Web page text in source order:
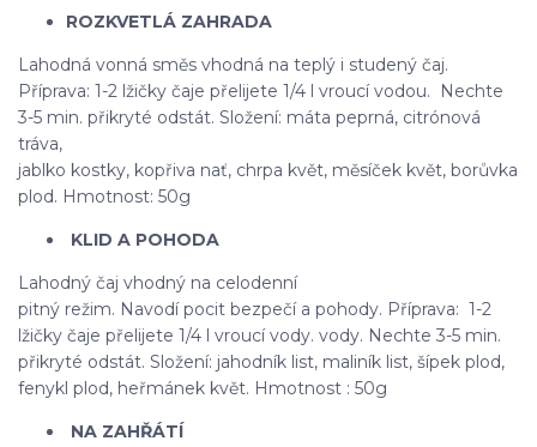
ROZKVETLÁ ZAHRADA
Lahodná vonná směs vhodná na teplý i studený čaj.
Příprava: 1-2 lžičky čaje přelijete 1/4 l vroucí vodou. Nechte
3-5 min. přikryté odstát. Složení: máta peprná, citrónová
tráva,
jablko kostky, kopřiva nať, chrpa květ, měsíček květ, borůvka
plod. Hmotnost: 50g
KLID A POHODA
Lahodný čaj vhodný na celodenní
pitný režim. Navodí pocit bezpečí a pohody. Příprava: 1-2
lžičky čaje přelijete 1/4 l vroucí vody. vody. Nechte 3-5 min.
přikryté odstát. Složení: jahodník list, maliník list, šípek plod,
fenykl plod, heřmánek květ. Hmotnost : 50g
NA ZAHŘÁTÍ